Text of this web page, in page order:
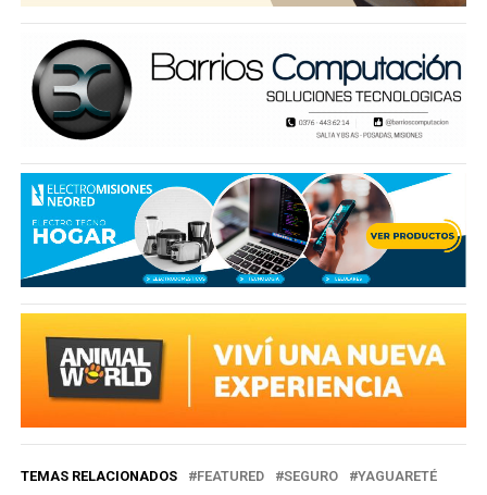
TEMAS RELACIONADOS FEATURED SEGURO YAGUARETÉ